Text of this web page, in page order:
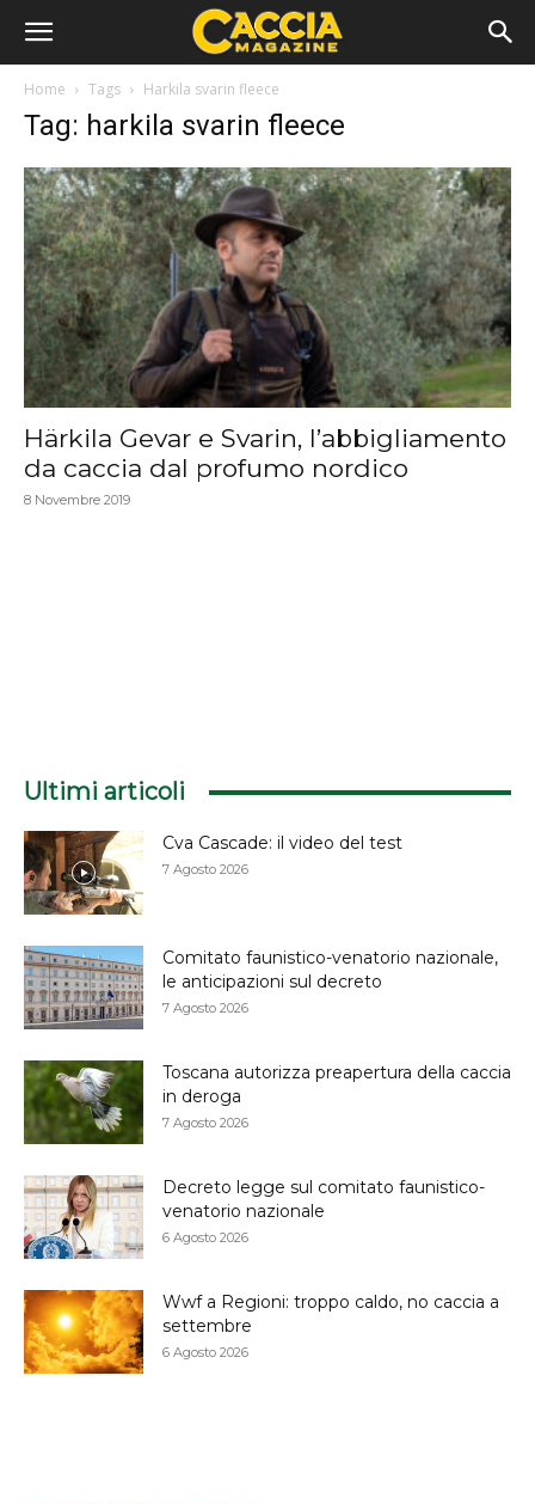
Home Tags Harkila svarin fleece
Tag: harkila svarin fleece
Härkila Gevar e Svarin, l’abbigliamento
da caccia dal profumo nordico
8 Novembre 2019
Ultimi articoli
Cva Cascade: il video del test
7 Agosto 2026
Comitato faunistico-venatorio nazionale,
le anticipazioni sul decreto
7 Agosto 2026
Toscana autorizza preapertura della caccia
in deroga
7 Agosto 2026
Decreto legge sul comitato faunistico-
venatorio nazionale
6 Agosto 2026
Wwf a Regioni: troppo caldo, no caccia a
settembre
6 Agosto 2026